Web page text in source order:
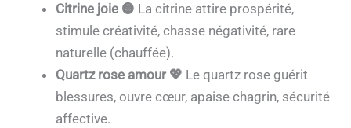
Citrine joie 🟡 La citrine attire prospérité,
stimule créativité, chasse négativité, rare
naturelle (chauffée).
Quartz rose amour 💖 Le quartz rose guérit
blessures, ouvre cœur, apaise chagrin, sécurité
affective.